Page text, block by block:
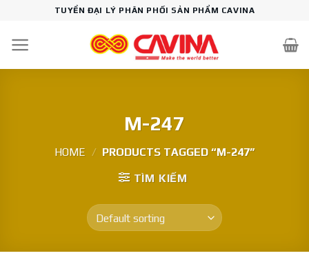
content
TUYỂN ĐẠI LÝ PHÂN PHỐI SẢN PHẨM CAVINA
M-247
HOME / PRODUCTS TAGGED “M-247”
TÌM KIẾM